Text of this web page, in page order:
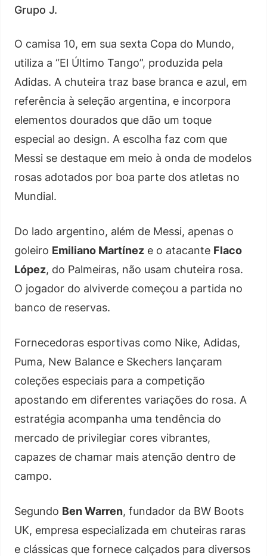
Grupo J.
O camisa 10, em sua sexta Copa do Mundo,
utiliza a “El Último Tango”, produzida pela
Adidas. A chuteira traz base branca e azul, em
referência à seleção argentina, e incorpora
elementos dourados que dão um toque
especial ao design. A escolha faz com que
Messi se destaque em meio à onda de modelos
rosas adotados por boa parte dos atletas no
Mundial.
Do lado argentino, além de Messi, apenas o
goleiro Emiliano Martínez e o atacante Flaco
López, do Palmeiras, não usam chuteira rosa.
O jogador do alviverde começou a partida no
banco de reservas.
Fornecedoras esportivas como Nike, Adidas,
Puma, New Balance e Skechers lançaram
coleções especiais para a competição
apostando em diferentes variações do rosa. A
estratégia acompanha uma tendência do
mercado de privilegiar cores vibrantes,
capazes de chamar mais atenção dentro de
campo.
Segundo Ben Warren, fundador da BW Boots
UK, empresa especializada em chuteiras raras
e clássicas que fornece calçados para diversos